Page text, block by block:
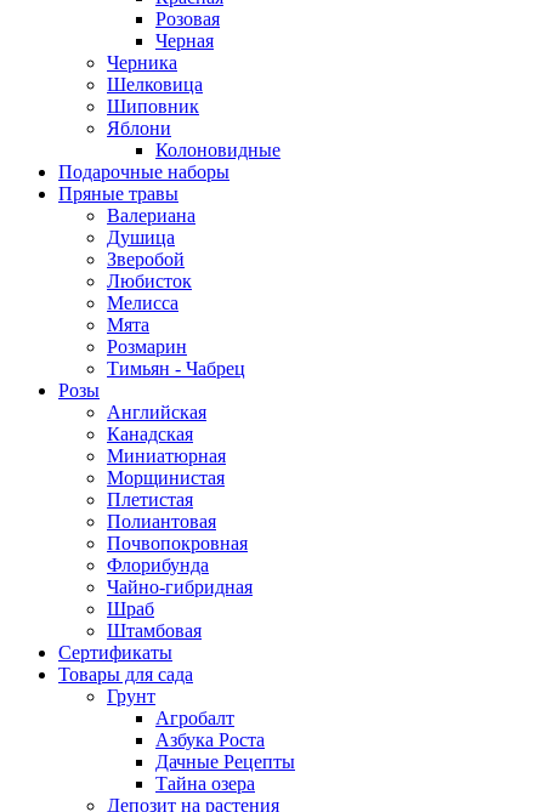
Розовая
Черная
Черника
Шелковица
Шиповник
Яблони
Колоновидные
Подарочные наборы
Пряные травы
Валериана
Душица
Зверобой
Любисток
Мелисса
Мята
Розмарин
Тимьян - Чабрец
Розы
Английская
Канадская
Миниатюрная
Морщинистая
Плетистая
Полиантовая
Почвопокровная
Флорибунда
Чайно-гибридная
Шраб
Штамбовая
Сертификаты
Товары для сада
Грунт
Агробалт
Азбука Роста
Дачные Рецепты
Тайна озера
Депозит на растения